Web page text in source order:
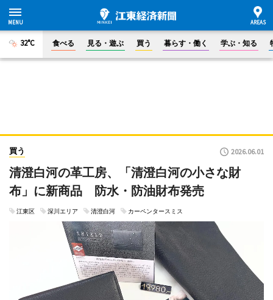
32°C 食べる 見る・遊ぶ 買う 暮らす・働く 学ぶ・知る
買う 2026.06.01
清澄白河の革工房、「清澄白河の小さな財
布」に新商品 防水・防油財布発売
江東区 深川エリア 清澄白河 カーペンタースミス